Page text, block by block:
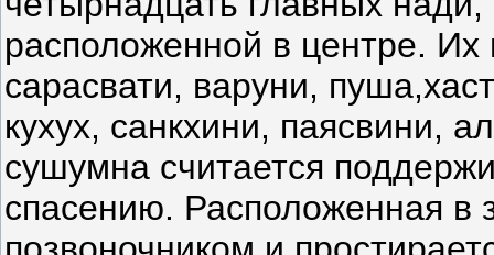
расположенной в центре.
сарасвати, варуни,
кухух, санкхини, паясвини,
сушумна считается
спасению. Расположенная в